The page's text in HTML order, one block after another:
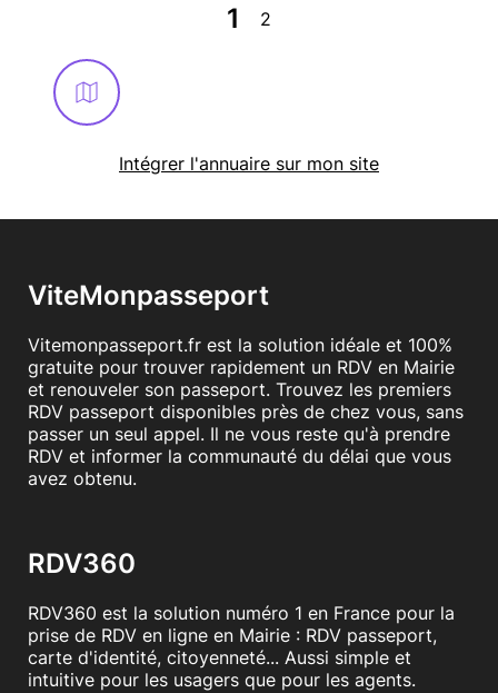
1 2
Intégrer l'annuaire sur mon site
ViteMonpasseport
Vitemonpasseport.fr est la solution idéale et 100%
gratuite pour trouver rapidement un RDV en Mairie
et renouveler son passeport. Trouvez les premiers
RDV passeport disponibles près de chez vous, sans
passer un seul appel. Il ne vous reste qu'à prendre
RDV et informer la communauté du délai que vous
avez obtenu.
RDV360
RDV360 est la solution numéro 1 en France pour la
prise de RDV en ligne en Mairie : RDV passeport,
carte d'identité, citoyenneté... Aussi simple et
intuitive pour les usagers que pour les agents.